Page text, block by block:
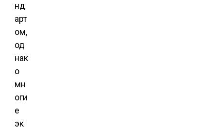
нд
арт
ом,
од
нак
о
мн
оги
е
эк